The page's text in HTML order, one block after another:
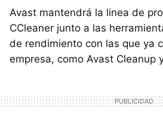
Avast mantendrá la linea de
CCleaner junto a las
de rendimiento con las que ya
empresa, como Avast Cleanup